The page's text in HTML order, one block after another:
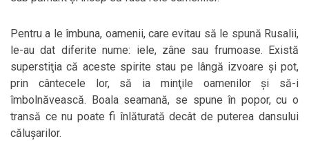
Pentru a le îmbuna, oamenii, care evitau să le spună Rusalii,
le-au dat diferite nume: iele, zâne sau frumoase. Există
superstiţia că aceste spirite stau pe lângă izvoare şi pot,
prin cântecele lor, să ia minţile oamenilor şi să-i
îmbolnăvească. Boala seamană, se spune în popor, cu o
transă ce nu poate fi înlăturată decât de puterea dansului
căluşarilor.